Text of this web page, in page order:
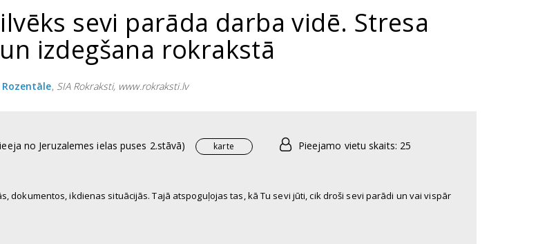
sevi parāda darba vidē. Stresa
izdegšana rokrakstā
, SIA Rokraksti, www.rokraksti.lv
no Jeruzalemes ielas puses 2.stāvā) karte Pieejamo vietu skaits: 25
dokumentos, ikdienas situācijās. Tajā atspoguļojas tas, kā Tu sevi jūti, cik droši sevi parādi un vai vispār